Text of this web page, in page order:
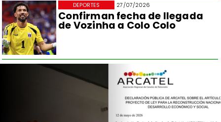
27/07/2026
Confirman fecha de llegada
de Vozinha a Colo Colo
DEPORTES